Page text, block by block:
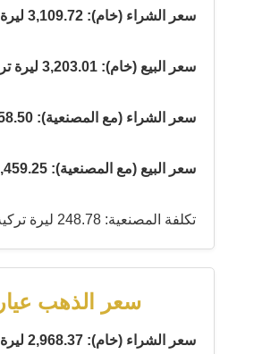
سعر الشراء (خام): 3,109.72 ليرة تركية
سعر البيع (خام): 3,203.01 ليرة تركية
سعر الشراء (مع المصنعية): 3,358.50 ليرة تركية
سعر البيع (مع المصنعية): 3,459.25 ليرة تركية
تكلفة المصنعية: 248.78 ليرة تركية
سعر الذهب عيار 21
سعر الشراء (خام): 2,968.37 ليرة تركية